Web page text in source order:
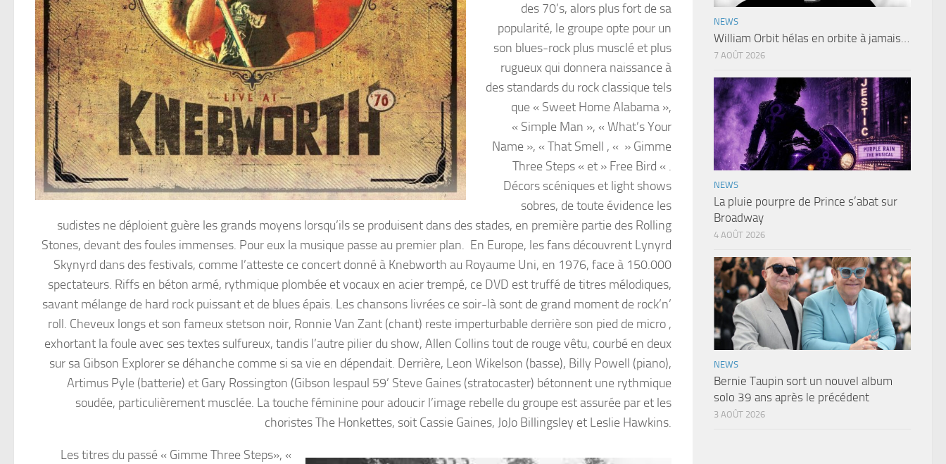
des 70’s, alors plus fort de sa
popularité, le groupe opte pour un
son blues-rock plus musclé et plus
rugueux qui donnera naissance à
des standards du rock classique tels
que « Sweet Home Alabama »,
« Simple Man », « What’s Your
Name », « That Smell , « » Gimme
Three Steps « et » Free Bird « .
Décors scéniques et light shows
sobres, de toute évidence les
sudistes ne déploient guère les grands moyens lorsqu’ils se produisent dans des stades, en première partie des Rolling
Stones, devant des foules immenses. Pour eux la musique passe au premier plan. En Europe, les fans découvrent Lynyrd
Skynyrd dans des festivals, comme l’atteste ce concert donné à Knebworth au Royaume Uni, en 1976, face à 150.000
spectateurs. Riffs en béton armé, rythmique plombée et vocaux en acier trempé, ce DVD est truffé de titres mélodiques,
savant mélange de hard rock puissant et de blues épais. Les chansons livrées ce soir-là sont de grand moment de rock’n’
roll. Cheveux longs et son fameux stetson noir, Ronnie Van Zant (chant) reste imperturbable derrière son pied de micro ,
exhortant la foule avec ses textes sulfureux, tandis l’autre pilier du show, Allen Collins tout de rouge vêtu, courbé en deux
sur sa Gibson Explorer se déhanche comme si sa vie en dépendait. Derrière, Leon Wikelson (basse), Billy Powell (piano),
Artimus Pyle (batterie) et Gary Rossington (Gibson lespaul 59’ Steve Gaines (stratocaster) bétonnent une rythmique
soudée, particulièrement musclée. La touche féminine pour adoucir l’image rebelle du groupe est assurée par et les
choristes The Honkettes, soit Cassie Gaines, JoJo Billingsley et Leslie Hawkins.
Les titres du passé « Gimme Three Steps», «
NEWS
William Orbit hélas en orbite à jamais…
7 AOÛT 2026
NEWS
La pluie pourpre de Prince s’abat sur
Broadway
4 AOÛT 2026
NEWS
Bernie Taupin sort un nouvel album
solo 39 ans après le précédent
3 AOÛT 2026